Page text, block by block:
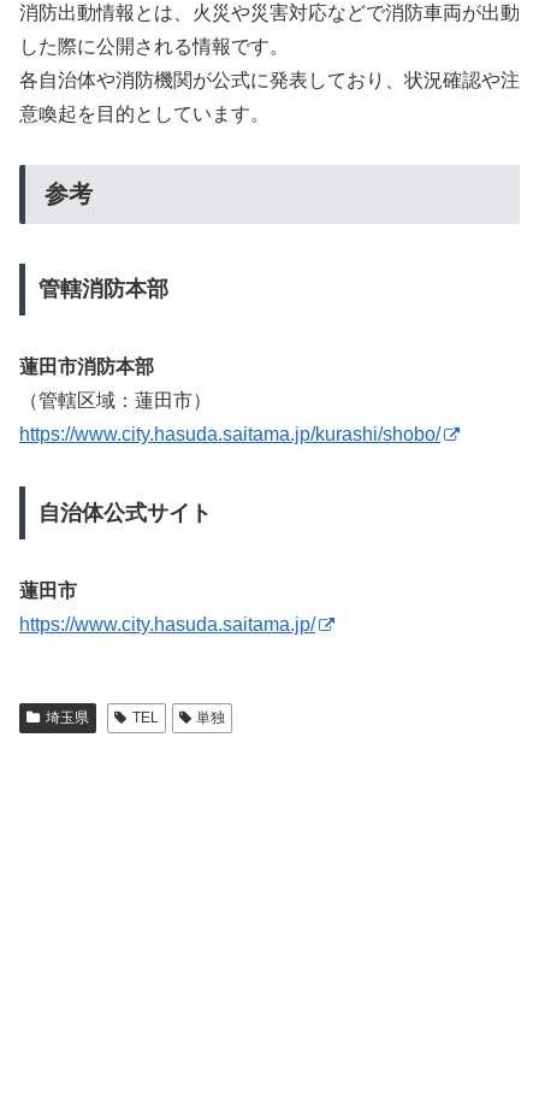
消防出動情報とは、火災や災害対応などで消防車両が出動
した際に公開される情報です。
各自治体や消防機関が公式に発表しており、状況確認や注
意喚起を目的としています。
参考
管轄消防本部
蓮田市消防本部
（管轄区域：蓮田市）
https://www.city.hasuda.saitama.jp/kurashi/shobo/
自治体公式サイト
蓮田市
https://www.city.hasuda.saitama.jp/
埼玉県 TEL 単独